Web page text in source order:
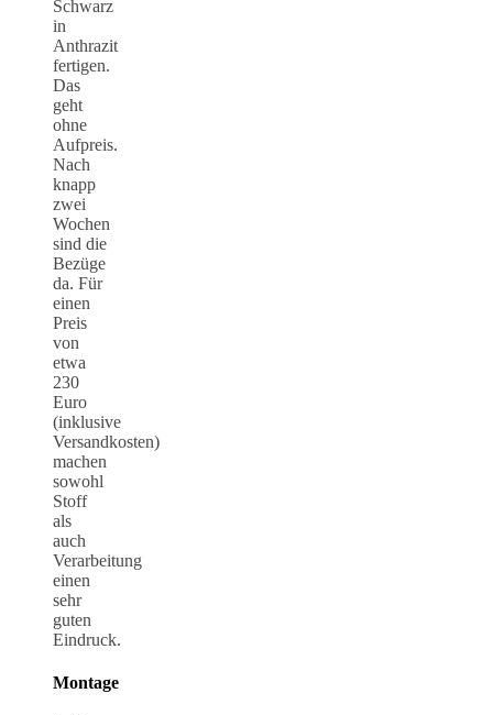
Schwarz
in
Anthrazit
fertigen.
Das
geht
ohne
Aufpreis.
Nach
knapp
zwei
Wochen
sind die
Bezüge
da. Für
einen
Preis
von
etwa
230
Euro
(inklusive
Versandkosten)
machen
sowohl
Stoff
als
auch
Verarbeitung
einen
sehr
guten
Eindruck.
Montage